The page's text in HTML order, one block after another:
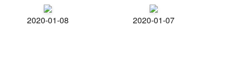
2020-01-08 2020-01-07